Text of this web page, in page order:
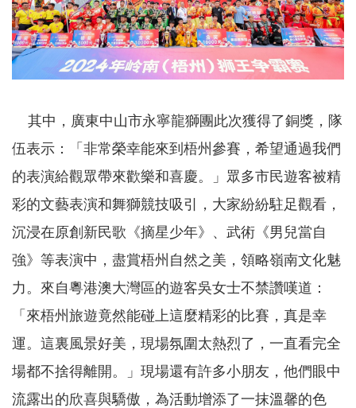
其中，廣東中山市永寧龍獅團此次獲得了銅獎，隊
伍表示：「非常榮幸能來到梧州參賽，希望通過我們
的表演給觀眾帶來歡樂和喜慶。」眾多市民遊客被精
彩的文藝表演和舞獅競技吸引，大家紛紛駐足觀看，
沉浸在原創新民歌《摘星少年》、武術《男兒當自
強》等表演中，盡賞梧州自然之美，領略嶺南文化魅
力。來自粵港澳大灣區的遊客吳女士不禁讚嘆道：
「來梧州旅遊竟然能碰上這麼精彩的比賽，真是幸
運。這裏風景好美，現場氛圍太熱烈了，一直看完全
場都不捨得離開。」現場還有許多小朋友，他們眼中
流露出的欣喜與驕傲，為活動增添了一抹溫馨的色